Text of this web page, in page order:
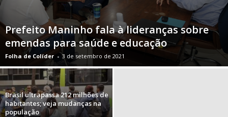
Prefeito Maninho fala à lideranças sobre
emendas para saúde e educação
Folha de Colíder - 3 de setembro de 2021
Brasil ultrapassa 212 milhões de
habitantes; veja mudanças na
população